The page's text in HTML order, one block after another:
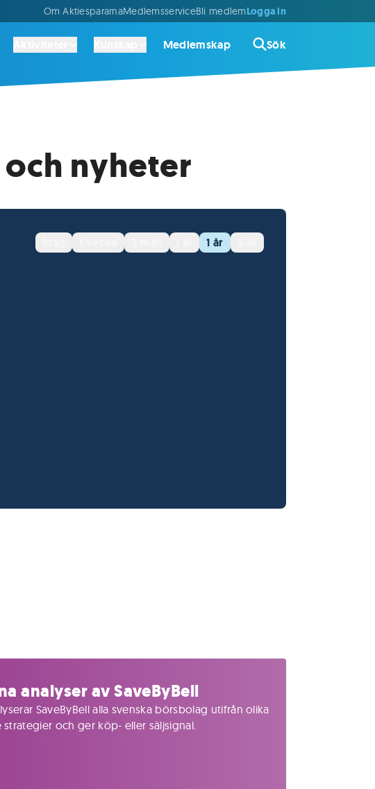
Om AktiespararnaMedlemsserviceBli medlemLogga in
Medlemskap Sök
nyheter
1 år
analyser av SaveByBell
SaveByBell alla svenska börsbolag utifrån olika
och ger köp- eller säljsignal.